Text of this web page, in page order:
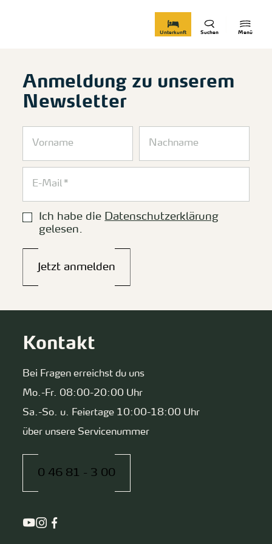
Menü
Suchen
Unterkunft
Anmeldung zu unserem
Newsletter
Ich habe die Datenschutzerklärung
gelesen.
Jetzt anmelden
Kontakt
Bei Fragen erreichst du uns
Mo.-Fr. 08:00-20:00 Uhr
Sa.-So. u. Feiertage 10:00-18:00 Uhr
über unsere Servicenummer
0 46 81 - 3 00